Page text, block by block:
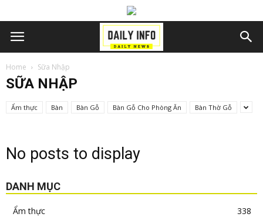
Home Sữa Nhập
SỮA NHẬP
Ẩm thực Bàn Bàn Gỗ Bàn Gỗ Cho Phòng Ăn Bàn Thờ Gỗ
No posts to display
DANH MỤC
Ẩm thực
338